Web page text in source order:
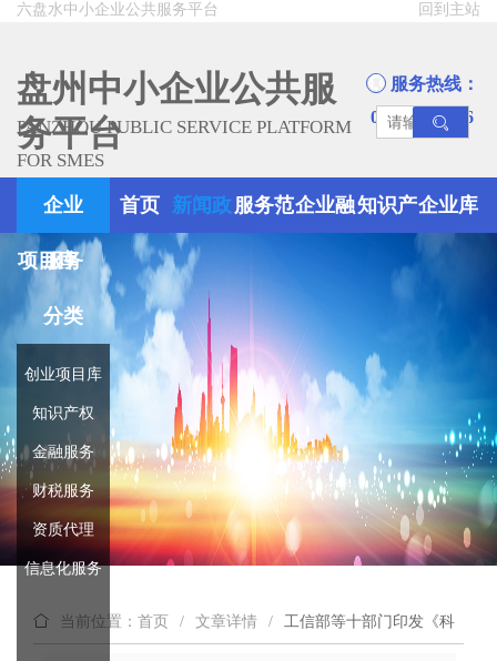
回到主站
六盘水中小企业公共服务平台
盘州中小企业公共服
务平台
PANZHOU PUBLIC SERVICE PLATFORM
FOR SMES
服务热线：
0858-8945666
企业
服务
分类
创业项目库
知识产权
金融服务
财税服务
资质代理
信息化服务
首页 新闻政
策
服务范企业融知识产企业库
项目库
当前位置：首页 / 文章详情 / 工信部等十部门印发《科